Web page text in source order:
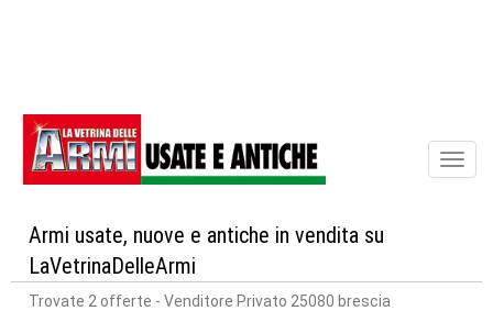
Armi usate, nuove e antiche in vendita su
LaVetrinaDelleArmi
Trovate 2 offerte - Venditore Privato 25080 brescia